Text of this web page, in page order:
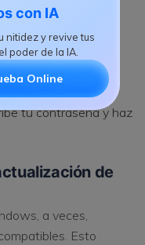
con IA
nitidez y revive tus
poder de la IA.
Online
detectar el
avanzadas en la
problemas->
del sistema.
inicies sesión con
tu contraseña y haz
de
a veces,
Esto